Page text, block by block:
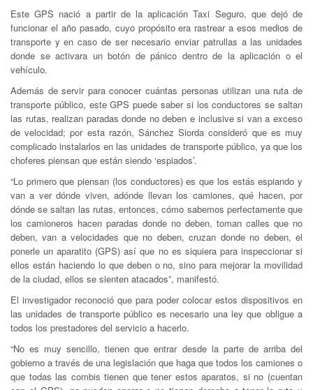
Este GPS nació a partir de la aplicación Taxi Seguro, que dejó de
funcionar el año pasado, cuyo propósito era rastrear a esos medios de
transporte y en caso de ser necesario enviar patrullas a las unidades
donde se activara un botón de pánico dentro de la aplicación o el
vehículo.
Además de servir para conocer cuántas personas utilizan una ruta de
transporte público, este GPS puede saber si los conductores se saltan
las rutas, realizan paradas donde no deben e inclusive si van a exceso
de velocidad; por esta razón, Sánchez Siorda consideró que es muy
complicado instalarlos en las unidades de transporte público, ya que los
choferes piensan que están siendo ‘espiados’.
“Lo primero que piensan (los conductores) es que los estás espiando y
van a ver dónde viven, adónde llevan los camiones, qué hacen, por
dónde se saltan las rutas, entonces, cómo sabemos perfectamente que
los camioneros hacen paradas donde no deben, toman calles que no
deben, van a velocidades que no deben, cruzan donde no deben, el
ponerle un aparatito (GPS) así que no es siquiera para inspeccionar si
ellos están haciendo lo que deben o no, sino para mejorar la movilidad
de la ciudad, ellos se sienten atacados”, manifestó.
El investigador reconoció que para poder colocar estos dispositivos en
las unidades de transporte público es necesario una ley que obligue a
todos los prestadores del servicio a hacerlo.
“No es muy sencillo, tienen que entrar desde la parte de arriba del
gobierno a través de una legislación que haga que todos los camiones o
que todas las combis tienen que tener estos aparatos, si no (cuentan